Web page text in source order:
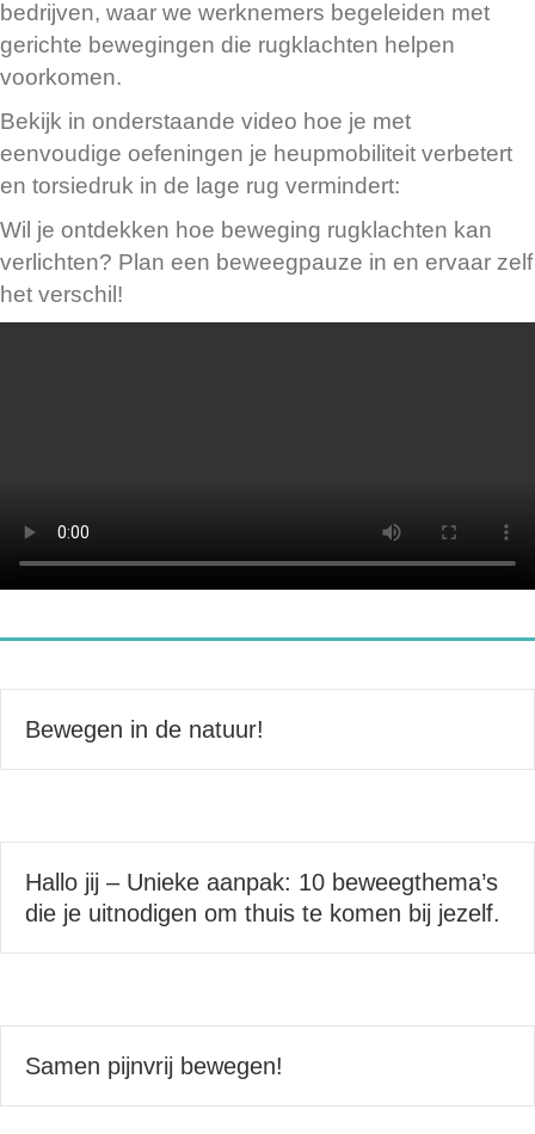
bedrijven, waar we werknemers begeleiden met
gerichte bewegingen die rugklachten helpen
voorkomen.
Bekijk in onderstaande video hoe je met
eenvoudige oefeningen je heupmobiliteit verbetert
en torsiedruk in de lage rug vermindert:
Wil je ontdekken hoe beweging rugklachten kan
verlichten? Plan een beweegpauze in en ervaar zelf
het verschil!
Bewegen in de natuur!
Hallo jij – Unieke aanpak: 10 beweegthema’s
die je uitnodigen om thuis te komen bij jezelf.
Samen pijnvrij bewegen!